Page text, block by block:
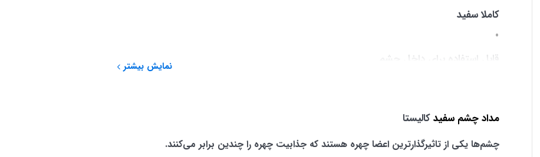
کاملا سفید
قابل استفاده برای داخل چشم
ماندگاری بالا
نمایش بیشتر
مداد چشم سفیدکالیستا
چشم‌ها یکی از تاثیرگذارترین اعضا چهره هستند که جذابیت چهره را چندین برابر می‌کنند.